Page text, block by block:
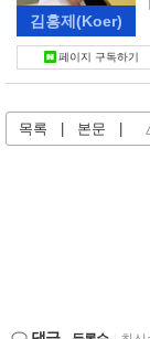
김홍제 (Koer)
페이지 구독하기
목록 본문